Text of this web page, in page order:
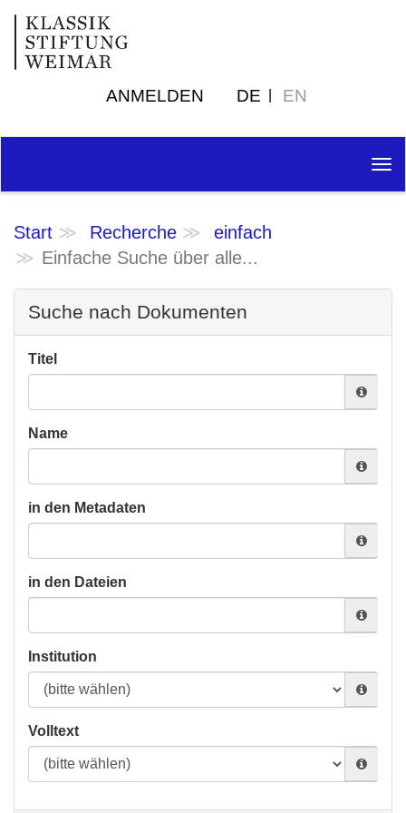
ANMELDEN DE EN
Start Recherche
einfach
Einfache Suche über alle...
Suche nach Dokumenten
Titel
Name
in den Metadaten
in den Dateien
Institution
Volltext